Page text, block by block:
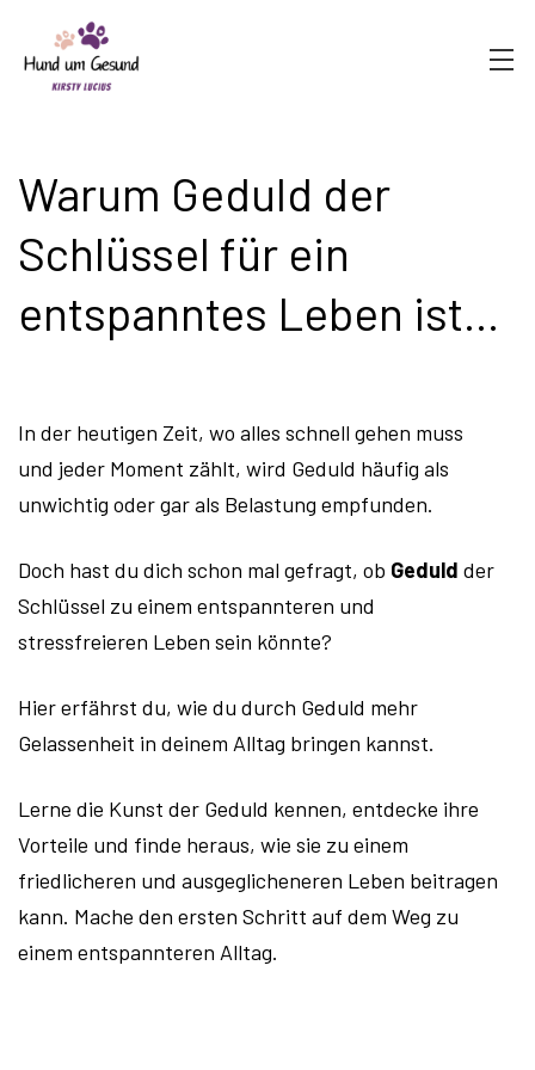
Warum Geduld der
Schlüssel für ein
entspanntes Leben ist...
In der heutigen Zeit, wo alles schnell gehen muss
und jeder Moment zählt, wird Geduld häufig als
unwichtig oder gar als Belastung empfunden.
Doch hast du dich schon mal gefragt, ob Geduld der
Schlüssel zu einem entspannteren und
stressfreieren Leben sein könnte?
Hier erfährst du, wie du durch Geduld mehr
Gelassenheit in deinem Alltag bringen kannst.
Lerne die Kunst der Geduld kennen, entdecke ihre
Vorteile und finde heraus, wie sie zu einem
friedlicheren und ausgeglicheneren Leben beitragen
kann. Mache den ersten Schritt auf dem Weg zu
einem entspannteren Alltag.